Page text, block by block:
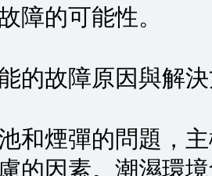
障的可能性。
的故障原因與解
和煙彈的問題，
的因素。潮濕環